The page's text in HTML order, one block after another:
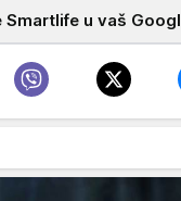
Smartlife u vaš